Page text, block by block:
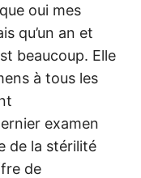
oui mes
qu’un an et
beaucoup. Elle
à tous les
examen
de la stérilité
de